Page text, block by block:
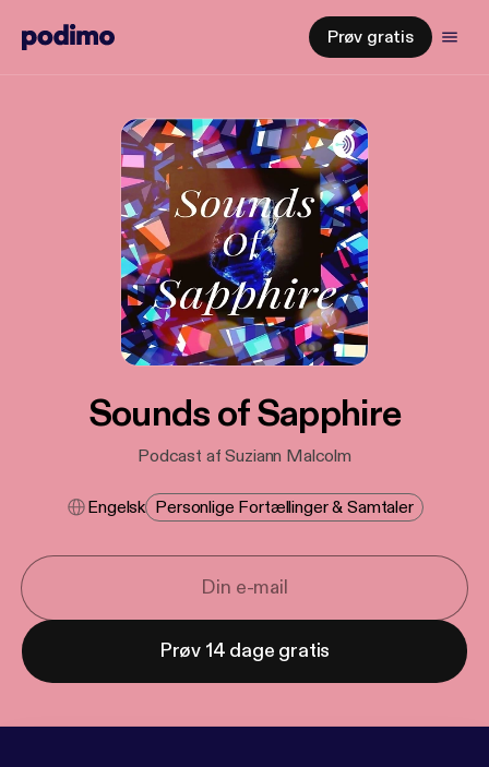
Prøv gratis
Sounds of Sapphire
Podcast af Suziann Malcolm
Engelsk Personlige Fortællinger & Samtaler
Prøv 14 dage gratis